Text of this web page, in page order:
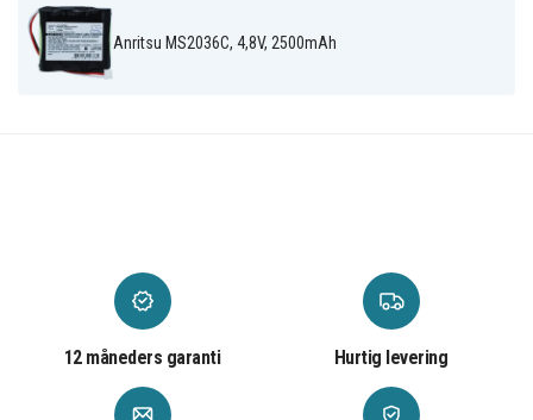
Anritsu MS2036C, 4,8V, 2500mAh
12 måneders garanti Hurtig levering